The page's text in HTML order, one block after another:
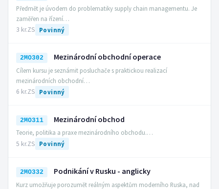
Předmět je úvodem do problematiky supply chain managementu. Je
zaměřen na řízení…
3 kr.ZS Povinný
2MO302 Mezinárodní obchodní operace
Cílem kursu je seznámit posluchače s praktickou realizací
mezinárodních obchodní…
6 kr.ZS Povinný
2MO311 Mezinárodní obchod
Teorie, politika a praxe mezinárodního obchodu.…
5 kr.ZS Povinný
2MO332 Podnikání v Rusku - anglicky
Kurz umožňuje porozumět reálným aspektům moderního Ruska, nad